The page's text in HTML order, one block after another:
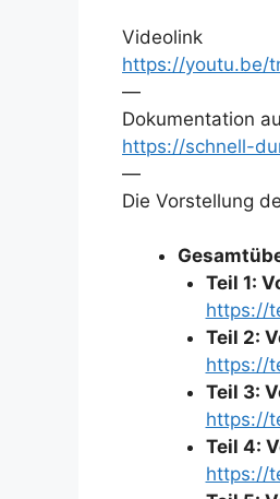
Videolink
https://youtu.be/
—
Dokumentation
https://schnell-
—
Die Vorstellung
Teil 1:
https://
Teil 2:
https://
Teil 3:
https://
Teil 4:
https://